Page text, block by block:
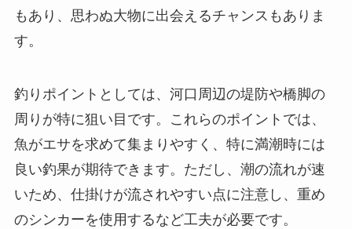
もあり、思わぬ大物に出会えるチャンスもありま
す。
釣りポイントとしては、河口周辺の堤防や橋脚の
周りが特に狙い目です。これらのポイントでは、
魚がエサを求めて集まりやすく、特に満潮時には
良い釣果が期待できます。ただし、潮の流れが速
いため、仕掛けが流されやすい点に注意し、重め
のシンカーを使用するなど工夫が必要です。